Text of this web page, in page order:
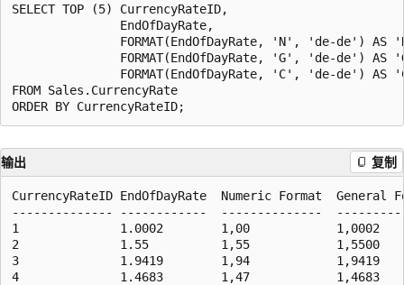
SELECT TOP (5) CurrencyRateID,
               EndOfDayRate,
FORMAT(EndOfDayRate, 'N', 'de-de') AS
FORMAT(EndOfDayRate, 'G', 'de-de') AS
FORMAT(EndOfDayRate, 'C', 'de-de') AS
FROM Sales.CurrencyRate
输出 复制
CurrencyRateID EndOfDayRate  Numeric Format  General
-------------- ------------  --------------
1              1.0002        1,00            1,0002
2              1.55          1,55            1,5500
3              1.9419        1,94            1,9419
4              1.4683        1,47            1,4683